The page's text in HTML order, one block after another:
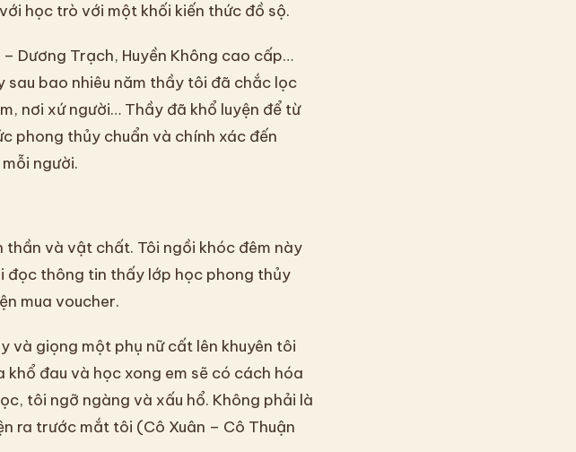
học trò với một khối kiến thức đồ sộ.
– Dương Trạch, Huyền Không cao cấp…
sau bao nhiêu năm thầy tôi đã chắc lọc
nơi xứ người… Thầy đã khổ luyện để từ
phong thủy chuẩn và chính xác đến
người.
thần và vật chất. Tôi ngồi khóc đêm này
đọc thông tin thấy lớp học phong thủy
mua voucher.
và giọng một phụ nữ cất lên khuyên tôi
khổ đau và học xong em sẽ có cách hóa
tôi ngỡ ngàng và xấu hổ. Không phải là
ra trước mắt tôi (Cô Xuân – Cô Thuận